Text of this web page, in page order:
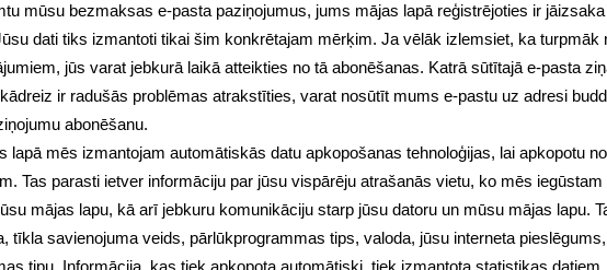
mūsu bezmaksas e-pasta paziņojumus, jums mājas lapā reģistrējoties ir
dati tiks izmantoti tikai šim konkrētajam mērķim. Ja vēlāk izlemsiet, ka turpmāk
jūs varat jebkurā laikā atteikties no tā abonēšanas. Katrā sūtītajā e-pasta
ir radušās problēmas atrakstīties, varat nosūtīt mums e-pastu uz adresi
abonēšanu.
lapā mēs izmantojam automātiskās datu apkopošanas tehnoloģijas, lai apkopotu
Tas parasti ietver informāciju par jūsu vispārēju atrašanās vietu, ko mēs
mājas lapu, kā arī jebkuru komunikāciju starp jūsu datoru un mūsu mājas lapu.
tīkla savienojuma veids, pārlūkprogrammas tips, valoda, jūsu interneta
tipu. Informācija, kas tiek apkopota automātiski, tiek izmantota statistikas